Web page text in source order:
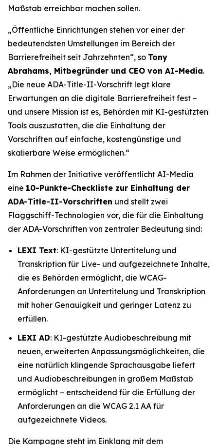
Maßstab erreichbar machen sollen.
„Öffentliche Einrichtungen stehen vor einer der
bedeutendsten Umstellungen im Bereich der
Barrierefreiheit seit Jahrzehnten“, so Tony
Abrahams, Mitbegründer und CEO von AI-Media.
„Die neue ADA-Title-II-Vorschrift legt klare
Erwartungen an die digitale Barrierefreiheit fest –
und unsere Mission ist es, Behörden mit KI-gestützten
Tools auszustatten, die die Einhaltung der
Vorschriften auf einfache, kostengünstige und
skalierbare Weise ermöglichen.“
Im Rahmen der Initiative veröffentlicht AI-Media
eine 10-Punkte-Checkliste zur Einhaltung der
ADA-Title-II-Vorschriften und stellt zwei
Flaggschiff-Technologien vor, die für die Einhaltung
der ADA-Vorschriften von zentraler Bedeutung sind:
LEXI Text: KI-gestützte Untertitelung und
Transkription für Live- und aufgezeichnete Inhalte,
die es Behörden ermöglicht, die WCAG-
Anforderungen an Untertitelung und Transkription
mit hoher Genauigkeit und geringer Latenz zu
erfüllen.
LEXI AD: KI-gestützte Audiobeschreibung mit
neuen, erweiterten Anpassungsmöglichkeiten, die
eine natürlich klingende Sprachausgabe liefert
und Audiobeschreibungen in großem Maßstab
ermöglicht – entscheidend für die Erfüllung der
Anforderungen an die WCAG 2.1 AA für
aufgezeichnete Videos.
Die Kampagne steht im Einklang mit dem